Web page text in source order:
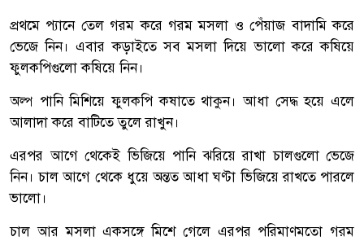
প্রথমে প্যানে তেল গরম করে গরম মসলা ও পেঁয়াজ বাদামি করে
ভেজে নিন। এবার কড়াইতে সব মসলা দিয়ে ভালো করে কষিয়ে
ফুলকপিগুলো কষিয়ে নিন।
অল্প পানি মিশিয়ে ফুলকপি কষাতে থাকুন। আধা সেদ্ধ হয়ে এলে
আলাদা করে বাটিতে তুলে রাখুন।
এরপর আগে থেকেই ভিজিয়ে পানি ঝরিয়ে রাখা চালগুলো ভেজে
নিন। চাল আগে থেকে ধুয়ে অন্তত আধা ঘণ্টা ভিজিয়ে রাখতে পারলে
ভালো।
চাল আর মসলা একসঙ্গে মিশে গেলে এরপর পরিমাণমতো গরম